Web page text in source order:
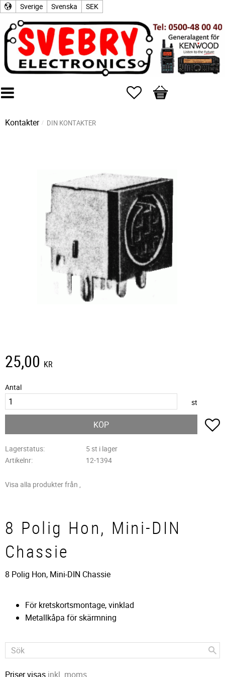
Sverige Svenska SEK
Favoriter
Kundvagn
Kontakter DIN KONTAKTER
25,00 KR
Antal
st
KÖP
Lagerstatus
5 st i lager
Artikelnr
12-1394
Visa alla produkter från ,
8 Polig Hon, Mini-DIN
Chassie
8 Polig Hon, Mini-DIN Chassie
För kretskortsmontage, vinklad
Metallkåpa för skärmning
Priser visas inkl. moms